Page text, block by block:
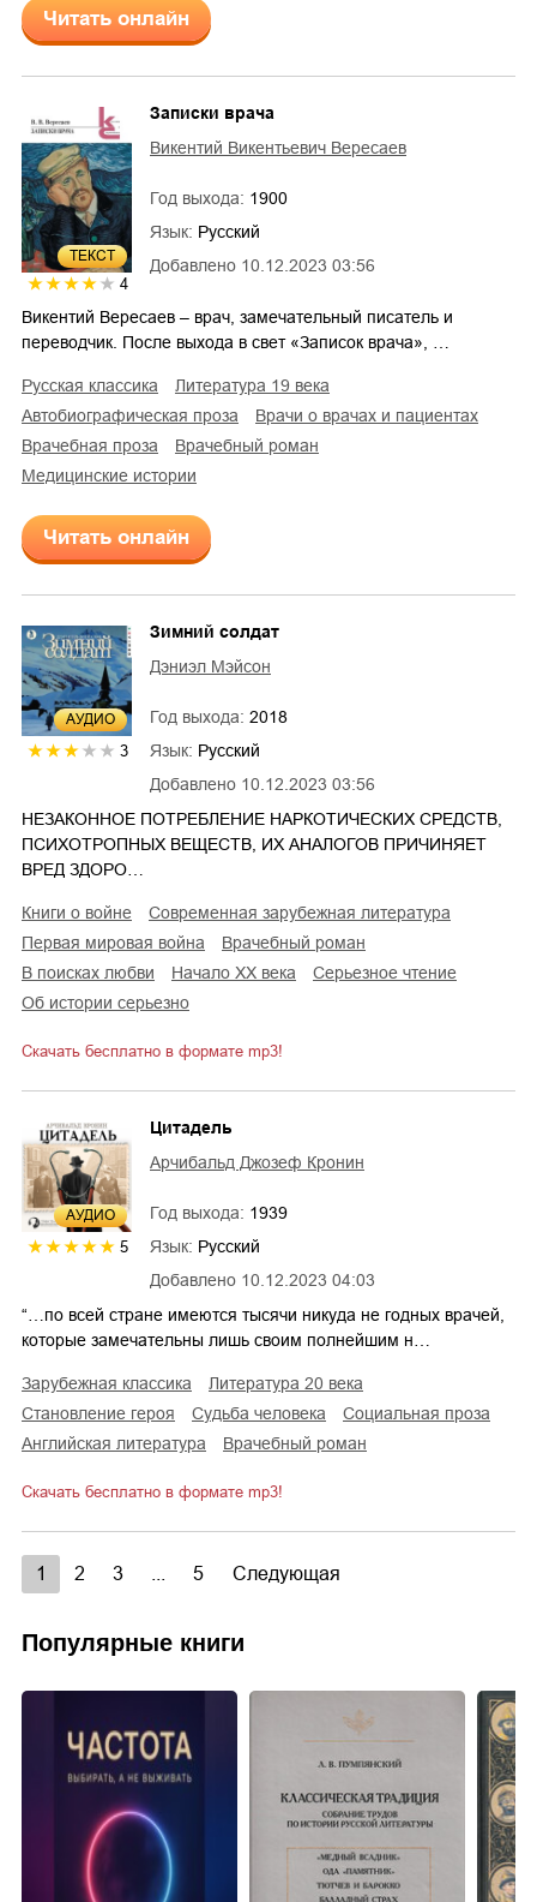
Читать онлайн
ТЕКСТ
4
Добавлено 10.12.2023 03:56
Записки врача
Викентий Викентьевич Вересаев
Год выхода: 1900
Язык: Русский
Викентий Вересаев – врач, замечательный писатель и
переводчик. После выхода в свет «Записок врача», …
русская классика
литература 19 века
автобиографическая проза
врачи о врачах и пациентах
врачебная проза
врачебный роман
медицинские истории
Читать онлайн
AУДИО
3
Добавлено 10.12.2023 03:56
Зимний солдат
Дэниэл Мэйсон
Год выхода: 2018
Язык: Русский
НЕЗАКОННОЕ ПОТРЕБЛЕНИЕ НАРКОТИЧЕСКИХ СРЕДСТВ,
ПСИХОТРОПНЫХ ВЕЩЕСТВ, ИХ АНАЛОГОВ ПРИЧИНЯЕТ
ВРЕД ЗДОРО…
книги о войне
современная зарубежная литература
Первая мировая война
врачебный роман
в поисках любви
начало XX века
серьезное чтение
об истории серьезно
Скачать бесплатно в формате mp3!
AУДИО
5
Добавлено 10.12.2023 04:03
Цитадель
Арчибальд Джозеф Кронин
Год выхода: 1939
Язык: Русский
“…по всей стране имеются тысячи никуда не годных врачей,
которые замечательны лишь своим полнейшим н…
зарубежная классика
литература 20 века
становление героя
судьба человека
социальная проза
английская литература
врачебный роман
Скачать бесплатно в формате mp3!
1 2 3 5 Следующая
Популярные книги